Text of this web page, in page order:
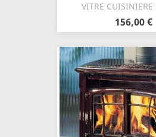
VITRE CUISINIERE
156,00 €